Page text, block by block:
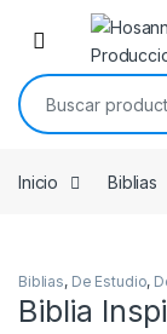
Skip to navigation
Skip to content
Buscar por:
Inicio Biblias
Biblias, De Estudio,
Biblia